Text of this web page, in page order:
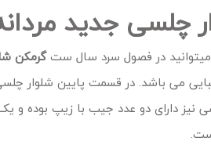
چلسی جدید
در فصول سرد سال ستگرمکن
دارای دو عدد جیب با زیپ بوده و